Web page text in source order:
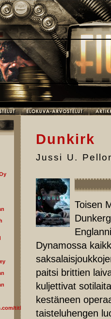
title/tt5013056/fullcredits?
Dunkirk
Jussi U.
Toisen
Dynamossa
paitsi brittien
kuljettivat
kestäneen
taisteluhengen